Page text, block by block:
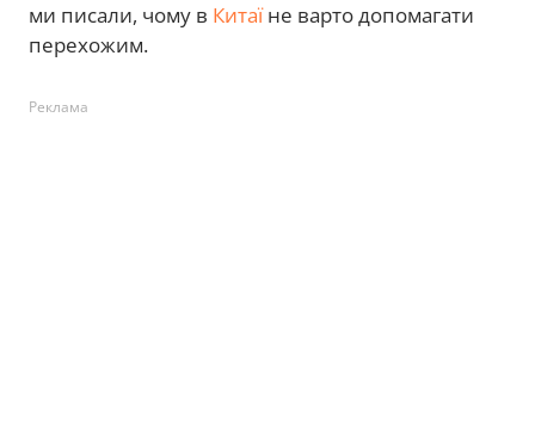
ми писали, чому в Китаїне варто допомагати
перехожим.
Реклама